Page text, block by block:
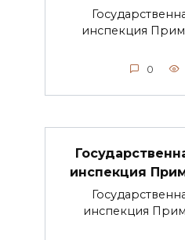
инспекция
0
инспекция
инспекция